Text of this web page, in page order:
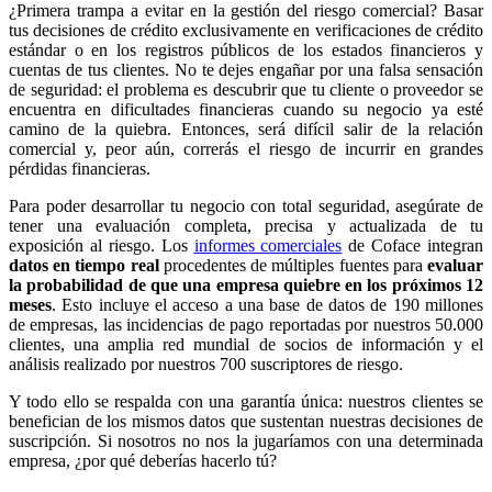
¿Primera trampa a evitar en la gestión del riesgo comercial? Basar
tus decisiones de crédito exclusivamente en verificaciones de crédito
estándar o en los registros públicos de los estados financieros y
cuentas de tus clientes. No te dejes engañar por una falsa sensación
de seguridad: el problema es descubrir que tu cliente o proveedor se
encuentra en dificultades financieras cuando su negocio ya esté
camino de la quiebra. Entonces, será difícil salir de la relación
comercial y, peor aún, correrás el riesgo de incurrir en grandes
pérdidas financieras.
Para poder desarrollar tu negocio con total seguridad, asegúrate de
tener una evaluación completa, precisa y actualizada de tu
exposición al riesgo. Los informes comerciales de Coface integran
datos en tiempo realprocedentes de múltiples fuentes paraevaluar
la probabilidad de que una empresa quiebre en los próximos 12
meses. Esto incluye el acceso a una base de datos de 190 millones
de empresas, las incidencias de pago reportadas por nuestros 50.000
clientes, una amplia red mundial de socios de información y el
análisis realizado por nuestros 700 suscriptores de riesgo.
Y todo ello se respalda con una garantía única: nuestros clientes se
benefician de los mismos datos que sustentan nuestras decisiones de
suscripción. Si nosotros no nos la jugaríamos con una determinada
empresa, ¿por qué deberías hacerlo tú?